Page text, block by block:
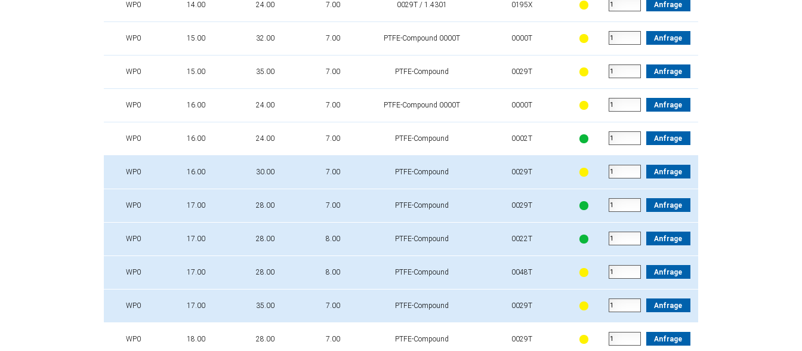
WP0 14.00 24.00 7.00 0029T / 1.4301 0195X Anfrage
WP0 15.00 32.00 7.00 PTFE-Compound 0000T 0000T Anfrage
WP0 15.00 35.00 7.00 PTFE-Compound 0029T Anfrage
WP0 16.00 24.00 7.00 PTFE-Compound 0000T 0000T Anfrage
WP0 16.00 24.00 7.00 PTFE-Compound 0002T Anfrage
WP0 16.00 30.00 7.00 PTFE-Compound 0029T Anfrage
WP0 17.00 28.00 7.00 PTFE-Compound 0029T Anfrage
WP0 17.00 28.00 8.00 PTFE-Compound 0022T Anfrage
WP0 17.00 28.00 8.00 PTFE-Compound 0048T Anfrage
WP0 17.00 35.00 7.00 PTFE-Compound 0029T Anfrage
WP0 18.00 28.00 7.00 PTFE-Compound 0029T Anfrage